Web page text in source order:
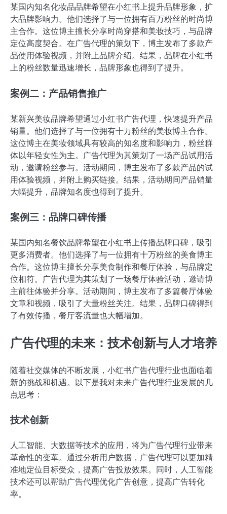
某国内知名化妆品品牌希望在小红书上提升品牌形象，扩
大品牌影响力。他们选择了与一位拥有百万粉丝的时尚博
主合作。这位博主擅长分享时尚穿搭和美妆技巧，与品牌
定位高度契合。在广告代理的策划下，博主发布了多款产
品使用体验视频，并附上品牌介绍。结果，品牌在小红书
上的粉丝数量迅速增长，品牌形象也得到了提升。
案例二：产品销售推广
某新兴美妆品牌希望通过小红书广告代理，快速提升产品
销量。他们选择了与一位拥有十万粉丝的美妆博主合作。
这位博主在美妆领域具有较高的知名度和影响力，粉丝群
体以年轻女性为主。广告代理为其策划了一场产品试用活
动，邀请粉丝参与。活动期间，博主发布了多款产品的试
用体验视频，并附上购买链接。结果，活动期间产品销量
大幅提升，品牌知名度也得到了提升。
案例三：品牌口碑传播
某国内知名餐饮品牌希望在小红书上传播品牌口碑，吸引
更多消费者。他们选择了与一位拥有十万粉丝的美食博主
合作。这位博主擅长分享美食制作和餐厅体验，与品牌定
位相符。广告代理为其策划了一场餐厅体验活动，邀请博
主前往体验并分享。活动期间，博主发布了多篇餐厅体验
文章和视频，吸引了大量粉丝关注。结果，品牌口碑得到
了有效传播，餐厅客流量也大幅增加。
广告代理的未来：技术创新与人才培养
随着社交媒体的不断发展，小红书广告代理行业也面临着
新的挑战和机遇。以下是我对未来广告代理行业发展的几
点思考：
技术创新
人工智能、大数据等技术的应用，将为广告代理行业带来
革命性的变革。通过分析用户数据，广告代理可以更加精
准地定位目标受众，提高广告投放效果。同时，人工智能
技术还可以帮助广告代理优化广告创意，提高广告转化
率。